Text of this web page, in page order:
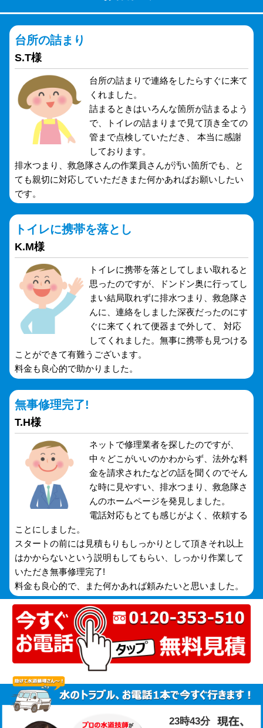
台所の詰まり
S.T様
台所の詰まりで連絡をしたらすぐに来て
くれました。
詰まるときはいろんな箇所が詰まるよう
で、トイレの詰まりまで見て頂き全ての
管まで点検していただき、 本当に感謝
しております。
排水つまり、救急隊さんの作業員さんが汚い箇所でも、と
ても親切に対応していただきまた何かあればお願いしたい
です。
トイレに携帯を落とし
K.M様
トイレに携帯を落としてしまい取れると
思ったのですが、ドンドン奥に行ってし
まい結局取れずに排水つまり、救急隊さ
んに、連絡をしました深夜だったのにす
ぐに来てくれて便器まで外して、 対応
してくれました。無事に携帯も見つける
ことができて有難うございます。
料金も良心的で助かりました。
無事修理完了!
T.H様
ネットで修理業者を探したのですが、
中々どこがいいのかわからず、法外な料
金を請求されたなどの話を聞くのでそん
な時に見やすい、排水つまり、救急隊さ
んのホームページを発見しました。
電話対応もとても感じがよく、依頼する
ことにしました。
スタートの前には見積もりもしっかりとして頂きそれ以上
はかからないという説明もしてもらい、しっかり作業して
いただき無事修理完了!
料金も良心的で、また何かあれば頼みたいと思いました。
23時43分